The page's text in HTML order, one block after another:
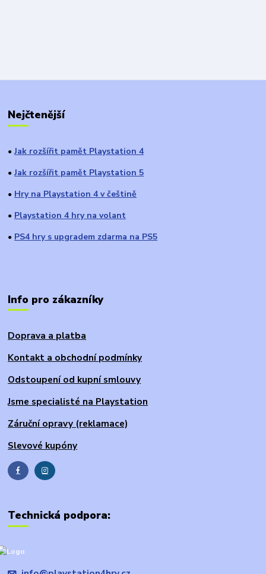
Nejčtenější
● Jak rozšířit pamět Playstation 4
● Jak rozšířit pamět Playstation 5
● Hry na Playstation 4 v češtině
● Playstation 4 hry na volant
● PS4 hry s upgradem zdarma na PS5
Info pro zákazníky
Doprava a platba
Kontakt a obchodní podmínky
Odstoupení od kupní smlouvy
Jsme specialisté na Playstation
Záruční opravy (reklamace)
Slevové kupóny
Technická podpora: